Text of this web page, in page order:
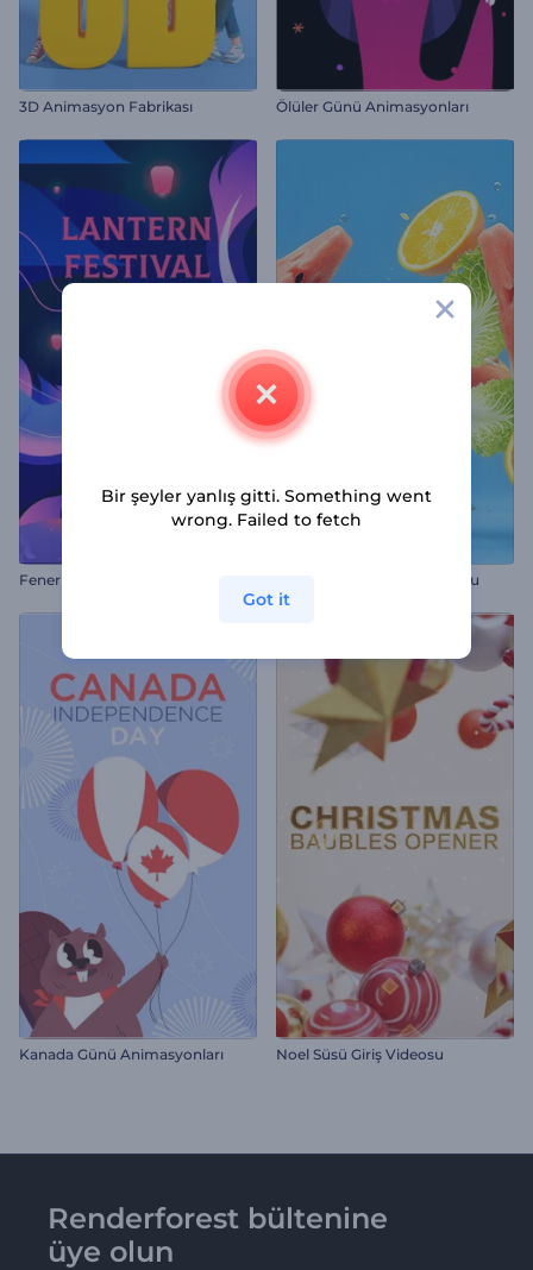
3D Animasyon Fabrikası Ölüler Günü Animasyonları
Fener Festivali Animasyonları Sağlıklı Yiyecek Giriş Videosu
Kanada Günü Animasyonları Noel Süsü Giriş Videosu
Renderforest bültenine
üye olun
Bir şeyler yanlış gitti. Something went
wrong. Failed to fetch
Got it